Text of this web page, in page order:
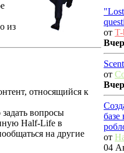
из
относящийся к
вопросы
Half-Life в
на другие
от T-
от
от
04